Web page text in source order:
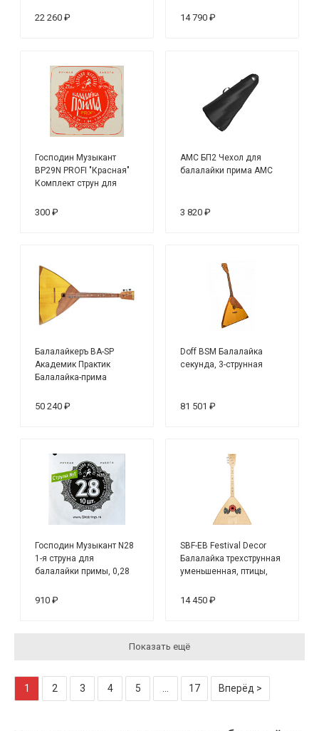
22 260 ₽ 14 790 ₽
Господин Музыкант
BP29N PROFI "Красная"
Комплект струн для
нейлон
300 ₽
AMC БП2 Чехол для
балалайки прима АМС
3 820 ₽
Балалайкеръ BA-SP
Академик Практик
Балалайка-прима
студенческая
50 240 ₽
Doff BSM Балалайка
секунда, 3-струнная
81 501 ₽
Господин Музыкант N28
1-я струна для
балалайки примы, 0,28
910 ₽
SBF-EB Festival Decor
Балалайка трехструнная
уменьшенная, птицы,
14 450 ₽
Показать ещё
1 2 3 4 5 17 Вперёд >